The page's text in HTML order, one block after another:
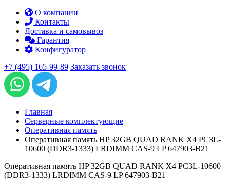
О компании
Контакты
Доставка и самовывоз
Гарантия
Конфигуратор
+7 (495) 165-99-89 Заказать звонок
Главная
Серверные комплектующие
Оперативная память
Оперативная память HP 32GB QUAD RANK X4 PC3L-
10600 (DDR3-1333) LRDIMM CAS-9 LP 647903-B21
Оперативная память HP 32GB QUAD RANK X4 PC3L-10600
(DDR3-1333) LRDIMM CAS-9 LP 647903-B21